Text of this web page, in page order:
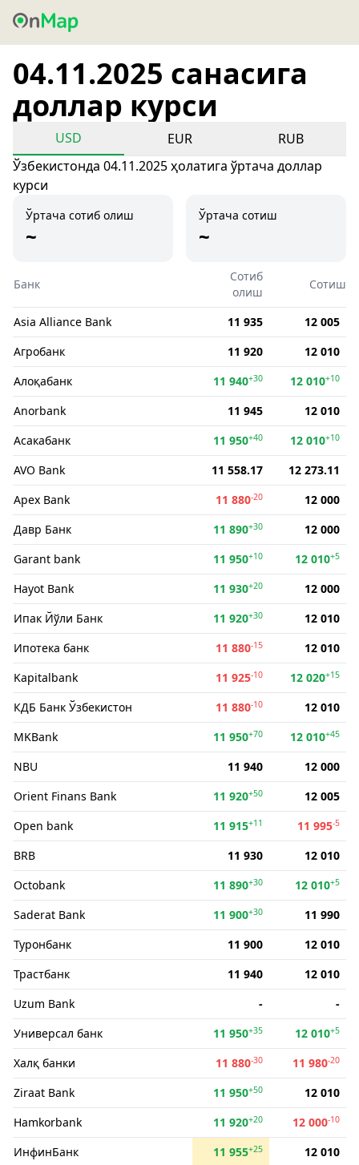
04.11.2025 санасига
доллар курси
USD EUR
RUB
Ўзбекистонда 04.11.2025 ҳолатига ўртача доллар
курси
Ўртача сотиб олиш
~
Ўртача сотиш
~
Банк
Сотиб
олиш
Сотиш
Asia Alliance Bank 11 935
12 005
Агробанк
11 920
12 010
Алоқабанк
11 940+30 12 010+10
Anorbank 11 945
12 010
Асакабанк
11 950+40 12 010+10
AVO Bank 11 558.17
12 273.11
Apex Bank
11 880-20
12 000
Давр Банк
11 890+30
12 000
Garant bank
11 950+10 12 010+5
Hayot Bank 11 930+20
12 000
Ипак Йўли Банк
11 920+30
12 010
Ипотека банк
11 880-15
12 010
Kapitalbank
11 925-10 12 020+15
КДБ Банк Ўзбекистон 11 880-10
12 010
MKBank
11 950+70 12 010+45
NBU 11 940
12 000
Orient Finans Bank
11 920+50
12 005
Open bank
11 915+11 11 995-5
BRB 11 930
12 010
Octobank
11 890+30 12 010+5
Saderat Bank 11 900+30
11 990
Туронбанк
11 900
12 010
Трастбанк
11 940
12 010
Uzum Bank
-
-
Универсал банк
11 950+35 12 010+5
Халқ банки 11 880-30 11 980-20
Ziraat Bank 11 950+50
12 010
Hamkorbank
11 920+20 12 000-10
ИнфинБанк 11 955+25
12 010